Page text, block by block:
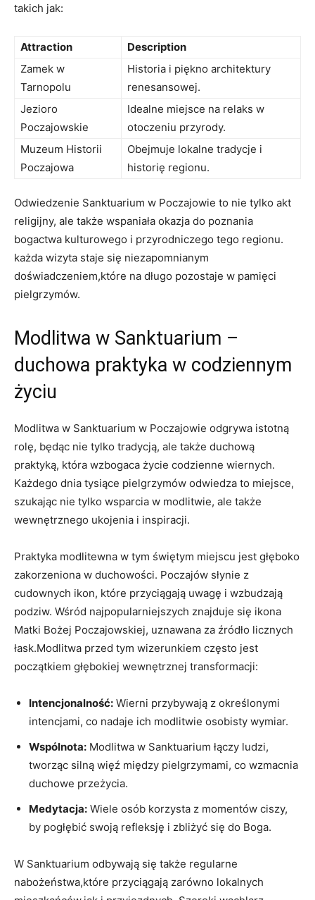
takich jak:
Attraction
Description
Zamek w
Tarnopolu
Historia i piękno architektury
renesansowej.
Jezioro
Poczajowskie
Idealne miejsce na relaks w
otoczeniu przyrody.
Muzeum Historii
Poczajowa
Obejmuje lokalne tradycje i
historię regionu.
Odwiedzenie Sanktuarium w Poczajowie to nie tylko akt
religijny, ale także wspaniała okazja do poznania
bogactwa kulturowego i przyrodniczego tego regionu.
każda wizyta staje się niezapomnianym
doświadczeniem,które na długo pozostaje w pamięci
pielgrzymów.
Modlitwa w Sanktuarium –
duchowa praktyka w codziennym
życiu
Modlitwa w Sanktuarium w Poczajowie odgrywa istotną
rolę, będąc nie tylko tradycją, ale także duchową
praktyką, która wzbogaca życie codzienne wiernych.
Każdego dnia tysiące pielgrzymów odwiedza to miejsce,
szukając nie tylko wsparcia w modlitwie, ale także
wewnętrznego ukojenia i inspiracji.
Praktyka modlitewna w tym świętym miejscu jest głęboko
zakorzeniona w duchowości. Poczajów słynie z
cudownych ikon, które przyciągają uwagę i wzbudzają
podziw. Wśród najpopularniejszych znajduje się ikona
Matki Bożej Poczajowskiej, uznawana za źródło licznych
łask.Modlitwa przed tym wizerunkiem często jest
początkiem głębokiej wewnętrznej transformacji:
Intencjonalność: Wierni przybywają z określonymi
intencjami, co nadaje ich modlitwie osobisty wymiar.
Wspólnota: Modlitwa w Sanktuarium łączy ludzi,
tworząc silną więź między pielgrzymami, co wzmacnia
duchowe przeżycia.
Medytacja: Wiele osób korzysta z momentów ciszy,
by pogłębić swoją refleksję i zbliżyć się do Boga.
W Sanktuarium odbywają się także regularne
nabożeństwa,które przyciągają zarówno lokalnych